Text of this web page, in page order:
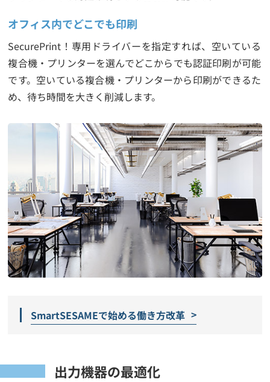
オフィス内でどこでも印刷
SecurePrint！専用ドライバーを指定すれば、空いている
複合機・プリンターを選んでどこからでも認証印刷が可能
です。空いている複合機・プリンターから印刷ができるた
め、待ち時間を大きく削減します。
SmartSESAMEで始める働き方改革
出力機器の最適化